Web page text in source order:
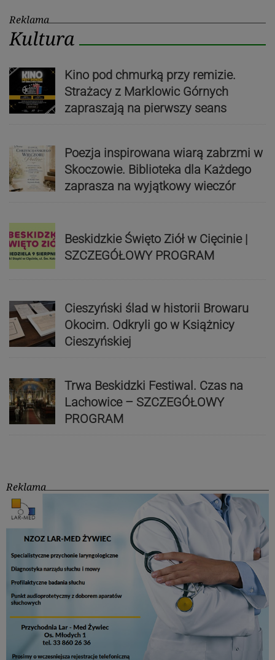
Reklama
Kultura
Kino pod chmurką przy remizie.
Strażacy z Marklowic Górnych
zapraszają na pierwszy seans
Poezja inspirowana wiarą zabrzmi w
Skoczowie. Biblioteka dla Każdego
zaprasza na wyjątkowy wieczór
Beskidzkie Święto Ziół w Cięcinie |
SZCZEGÓŁOWY PROGRAM
Cieszyński ślad w historii Browaru
Okocim. Odkryli go w Książnicy
Cieszyńskiej
Trwa Beskidzki Festiwal. Czas na
Lachowice – SZCZEGÓŁOWY
PROGRAM
Reklama